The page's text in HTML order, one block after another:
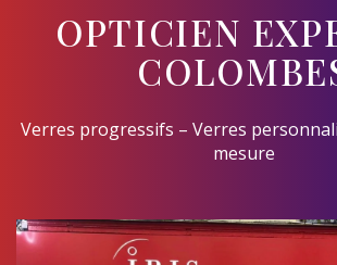
OPTICIEN
Verres progressifs – Verres
mesure